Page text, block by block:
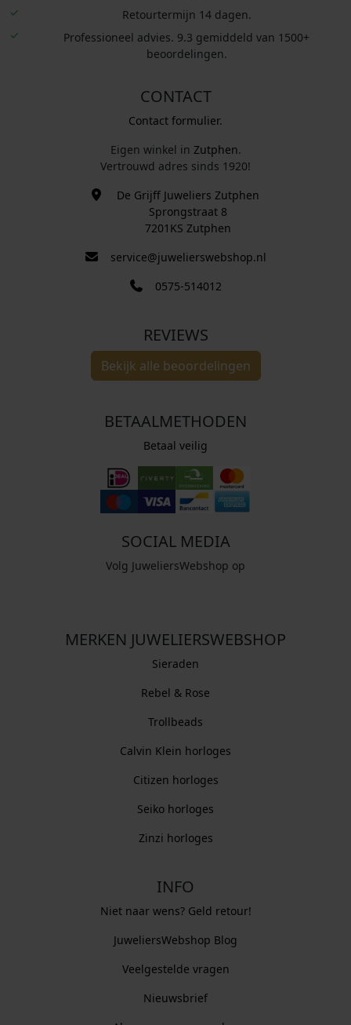
Retourtermijn 14 dagen.
Professioneel advies. 9.3 gemiddeld van 1500+
beoordelingen.
CONTACT
Contact formulier.
Eigen winkel in Zutphen.
Vertrouwd adres sinds 1920!
De Grijff Juweliers Zutphen
Sprongstraat 8
7201KS Zutphen
service@juwelierswebshop.nl
0575-514012
REVIEWS
Bekijk alle beoordelingen
BETAALMETHODEN
Betaal veilig
SOCIAL MEDIA
Volg JuweliersWebshop op
MERKEN JUWELIERSWEBSHOP
Sieraden
Rebel & Rose
Trollbeads
Calvin Klein horloges
Citizen horloges
Seiko horloges
Zinzi horloges
INFO
Niet naar wens? Geld retour!
JuweliersWebshop Blog
Veelgestelde vragen
Nieuwsbrief